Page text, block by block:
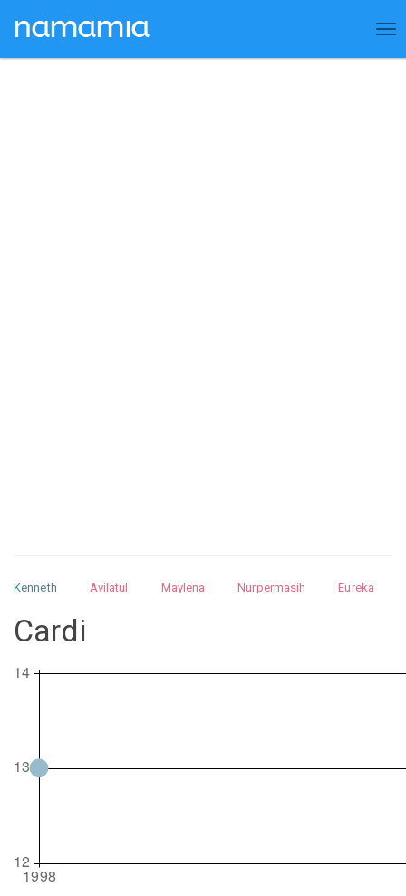
Kenneth Avilatul Maylena Nurpermasih
Eureka
Nurhilman
Cardi